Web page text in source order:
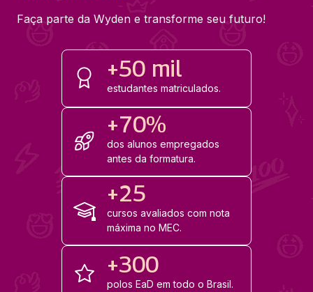
Faça parte da Wyden e transforme seu futuro!
+50 mil
estudantes matriculados.
+70%
dos alunos empregados
antes da formatura.
+25
cursos avaliados com nota
máxima no MEC.
+300
polos EaD em todo o Brasil.